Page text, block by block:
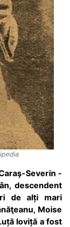
Severin -
descendent
de alți mari
Moise
Ioviță a fost